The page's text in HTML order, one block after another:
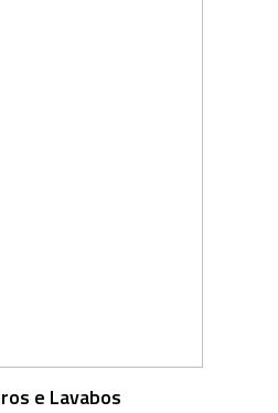
e Lavabos